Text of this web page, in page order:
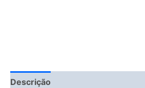
Descrição